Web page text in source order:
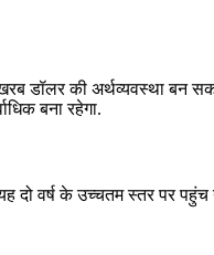
डॉलर की अर्थव्‍यवस्‍था बन
बना रहेगा.
दो वर्ष के उच्‍चतम स्‍तर पर